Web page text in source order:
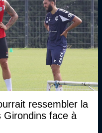
ressembler la
Girondins face à